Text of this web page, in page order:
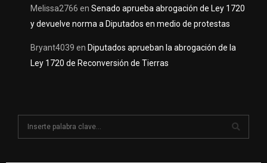
Melissa2766 en Senado aprueba abrogación de Ley 1720
y devuelve norma a Diputados en medio de protestas
Bryant4039 en Diputados aprueban la abrogación de la
Ley 1720 de Reconversión de Tierras